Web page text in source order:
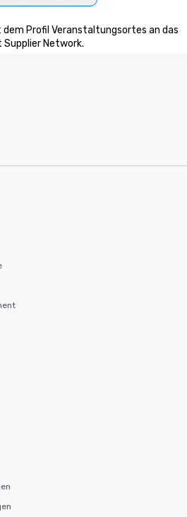
Profil Veranstaltungsortes an das
Supplier Network.